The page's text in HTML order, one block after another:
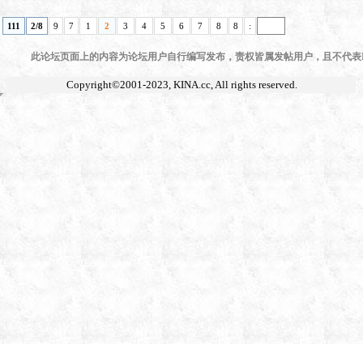
111 2/8 9 7 1 2 3 4 5 6 7 8 8 :
此论坛页面上的内容为论坛用户自行编写发布，责权皆属发帖用户，且不代
Copyright©2001-2023, KINA.cc, All rights reserved.